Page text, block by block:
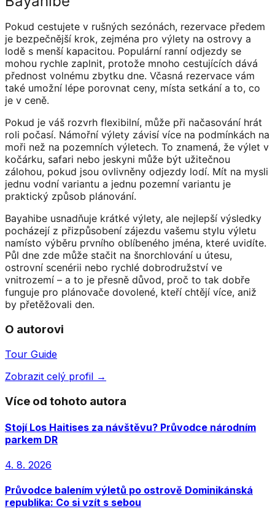
Pokud cestujete v rušných sezónách, rezervace předem
je bezpečnější krok, zejména pro výlety na ostrovy a
lodě s menší kapacitou. Populární ranní odjezdy se
mohou rychle zaplnit, protože mnoho cestujících dává
přednost volnému zbytku dne. Včasná rezervace vám
také umožní lépe porovnat ceny, místa setkání a to, co
je v ceně.
Pokud je váš rozvrh flexibilní, může při načasování hrát
roli počasí. Námořní výlety závisí více na podmínkách na
moři než na pozemních výletech. To znamená, že výlet v
kočárku, safari nebo jeskyni může být užitečnou
zálohou, pokud jsou ovlivněny odjezdy lodí. Mít na mysli
jednu vodní variantu a jednu pozemní variantu je
praktický způsob plánování.
Bayahibe usnadňuje krátké výlety, ale nejlepší výsledky
pocházejí z přizpůsobení zájezdu vašemu stylu výletu
namísto výběru prvního oblíbeného jména, které uvidíte.
Půl dne zde může stačit na šnorchlování u útesu,
ostrovní scenérii nebo rychlé dobrodružství ve
vnitrozemí – a to je přesně důvod, proč to tak dobře
funguje pro plánovače dovolené, kteří chtějí více, aniž
by přetěžovali den.
O autorovi
Tour Guide
Zobrazit celý profil →
Více od tohoto autora
Stojí Los Haitises za návštěvu? Průvodce národním
parkem DR
4. 8. 2026
Průvodce balením výletů po ostrově Dominikánská
republika: Co si vzít s sebou